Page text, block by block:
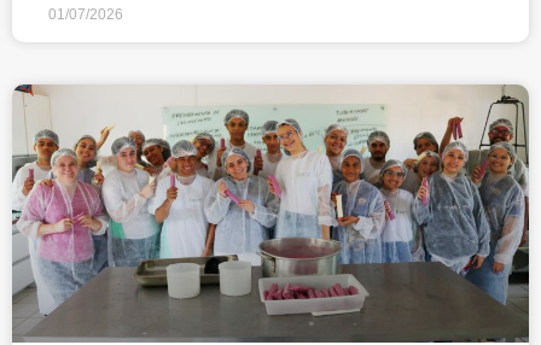
01/07/2026